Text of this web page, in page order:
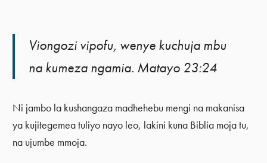
Viongozi vipofu, wenye kuchuja mbu
na kumeza ngamia. Matayo 23:24
Ni jambo la kushangaza madhehebu mengi na makanisa
ya kujitegemea tuliyo nayo leo, lakini kuna Biblia moja tu,
na ujumbe mmoja.